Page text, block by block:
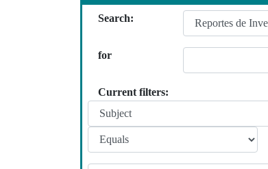
Search:
for
Current filters: